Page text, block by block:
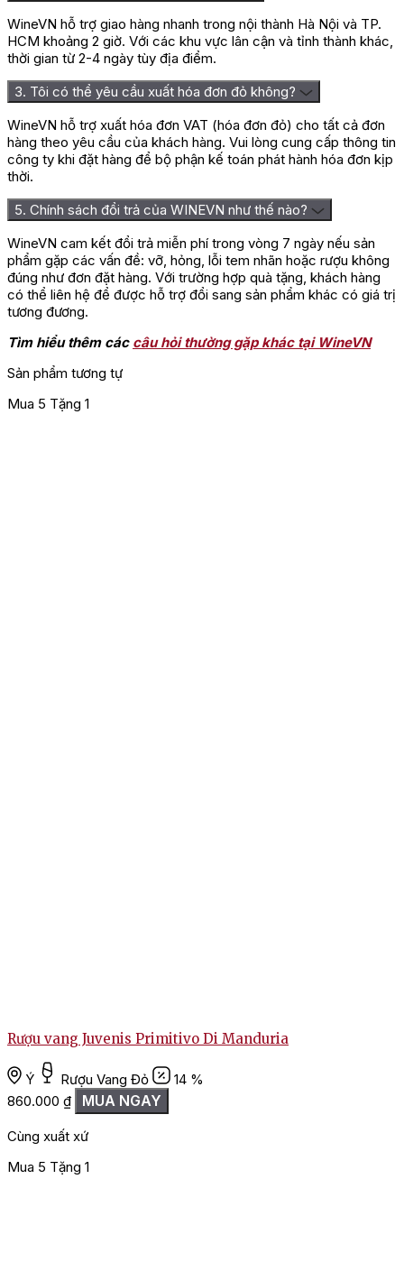
WineVN hỗ trợ giao hàng nhanh trong nội thành Hà Nội và TP.
HCM khoảng 2 giờ. Với các khu vực lân cận và tỉnh thành khác,
thời gian từ 2-4 ngày tùy địa điểm.
3. Tôi có thể yêu cầu xuất hóa đơn đỏ không?
WineVN hỗ trợ xuất hóa đơn VAT (hóa đơn đỏ) cho tất cả đơn
hàng theo yêu cầu của khách hàng. Vui lòng cung cấp thông tin
công ty khi đặt hàng để bộ phận kế toán phát hành hóa đơn kịp
thời.
5. Chính sách đổi trả của WINEVN như thế nào?
WineVN cam kết đổi trả miễn phí trong vòng 7 ngày nếu sản
phẩm gặp các vấn đề: vỡ, hỏng, lỗi tem nhãn hoặc rượu không
đúng như đơn đặt hàng. Với trường hợp quà tặng, khách hàng
có thể liên hệ để được hỗ trợ đổi sang sản phẩm khác có giá trị
tương đương.
Tìm hiểu thêm các câu hỏi thường gặp khác tại WineVN
Sản phẩm tương tự
Mua 5 Tặng 1
Rượu vang Juvenis Primitivo Di Manduria
Ý Rượu Vang Đỏ
14 %
860.000 ₫ MUA NGAY
Cùng xuất xứ
Mua 5 Tặng 1